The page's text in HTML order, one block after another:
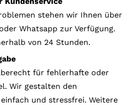
stehen wir Ihnen über
Whatsapp zur Verfügung.
von 24 Stunden.
für fehlerhafte oder
Wir gestalten den
und stressfrei. Weitere